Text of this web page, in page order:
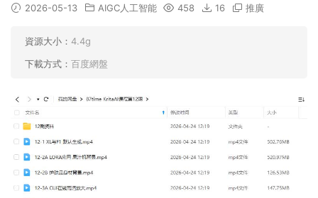
2026-05-13 AIGC人工智能 458 16 推廣
資源大小： 4.4g
下載方式： 百度網盤